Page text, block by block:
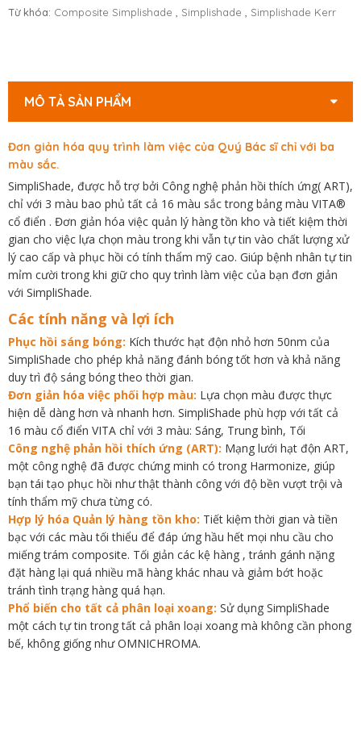
Từ khóa: Composite Simplishade Simplishade Simplishade Kerr
MÔ TẢ SẢN PHẨM
Đơn giản hóa quy trình làm việc của Quý Bác sĩ chỉ với ba
màu sắc.
SimpliShade, được hỗ trợ bởi Công nghệ phản hồi thích ứng( ART),
chỉ với 3 màu bao phủ tất cả 16 màu sắc trong bảng màu VITA®
cổ điển . Đơn giản hóa việc quản lý hàng tồn kho và tiết kiệm thời
gian cho việc lựa chọn màu trong khi vẫn tự tin vào chất lượng xử
lý cao cấp và phục hồi có tính thẩm mỹ cao. Giúp bệnh nhân tự tin
mỉm cười trong khi giữ cho quy trình làm việc của bạn đơn giản
với SimpliShade.
Các tính năng và lợi ích
Phục hồi sáng bóng: Kích thước hạt độn nhỏ hơn 50nm của
SimpliShade cho phép khả năng đánh bóng tốt hơn và khả năng
duy trì độ sáng bóng theo thời gian.
Đơn giản hóa việc phối hợp màu: Lựa chọn màu được thực
hiện dễ dàng hơn và nhanh hơn. SimpliShade phù hợp với tất cả
16 màu cổ điển VITA chỉ với 3 màu: Sáng, Trung bình, Tối
Công nghệ phản hồi thích ứng (ART): Mạng lưới hạt độn ART,
một công nghệ đã được chứng minh có trong Harmonize, giúp
bạn tái tạo phục hồi như thật thành công với độ bền vượt trội và
tính thẩm mỹ chưa từng có.
Hợp lý hóa Quản lý hàng tồn kho: Tiết kiệm thời gian và tiền
bạc với các màu tối thiểu để đáp ứng hầu hết mọi nhu cầu cho
miếng trám composite. Tối giản các kệ hàng , tránh gánh nặng
đặt hàng lại quá nhiều mã hàng khác nhau và giảm bớt hoặc
tránh tình trạng hàng quá hạn.
Phổ biến cho tất cả phân loại xoang: Sử dụng SimpliShade
một cách tự tin trong tất cả phân loại xoang mà không cần phong
bế, không giống như OMNICHROMA.